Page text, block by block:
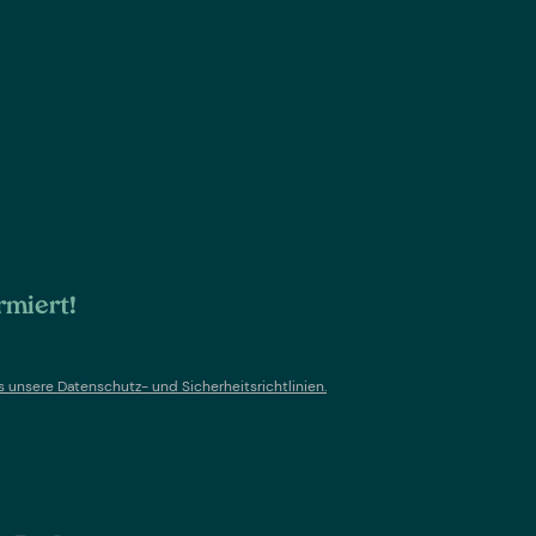
unsere Datenschutz- und Sicherheitsrichtlinien.